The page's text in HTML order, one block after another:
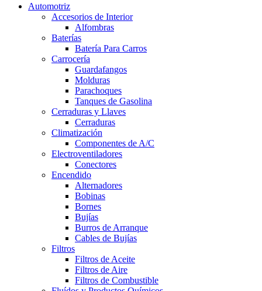
Automotriz
Accesorios de Interior
Alfombras
Baterías
Batería Para Carros
Carrocería
Guardafangos
Molduras
Parachoques
Tanques de Gasolina
Cerraduras y Llaves
Cerraduras
Climatización
Componentes de A/C
Electroventiladores
Conectores
Encendido
Alternadores
Bobinas
Bornes
Bujías
Burros de Arranque
Cables de Bujías
Filtros
Filtros de Aceite
Filtros de Aire
Filtros de Combustible